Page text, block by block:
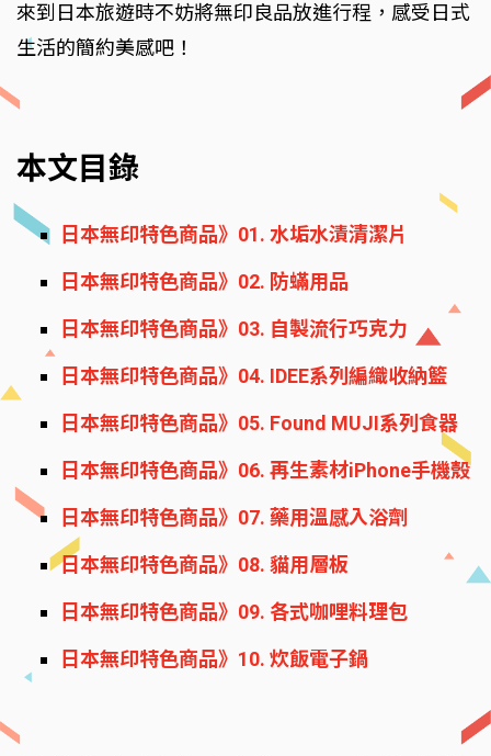
來到日本旅遊時不妨將無印良品放進行程，感受日式
生活的簡約美感吧！
本文目錄
日本無印特色商品》01. 水垢水漬清潔片
日本無印特色商品》02. 防蟎用品
日本無印特色商品》03. 自製流行巧克力
日本無印特色商品》04. IDEE系列編織收納籃
日本無印特色商品》05. Found MUJI系列食器
日本無印特色商品》06. 再生素材iPhone手機殼
日本無印特色商品》07. 藥用溫感入浴劑
日本無印特色商品》08. 貓用層板
日本無印特色商品》09. 各式咖哩料理包
日本無印特色商品》10. 炊飯電子鍋